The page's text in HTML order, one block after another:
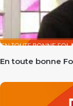
En toute bonne